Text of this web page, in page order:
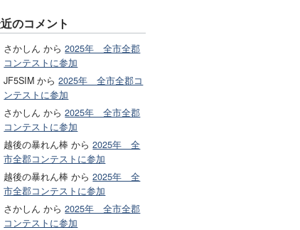
のコメント
さかしん から2025年 全市全郡
コンテストに参加
JF5SIM から2025年 全市全郡コ
ンテストに参加
さかしん から2025年 全市全郡
コンテストに参加
越後の暴れん棒 から2025年 全
市全郡コンテストに参加
越後の暴れん棒 から2025年 全
市全郡コンテストに参加
さかしん から2025年 全市全郡
コンテストに参加